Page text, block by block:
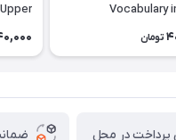
Vocabulary
تومان
پرداخت در محل